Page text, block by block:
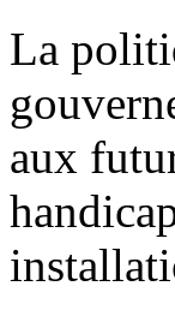
La
aux